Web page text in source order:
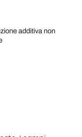
additiva non